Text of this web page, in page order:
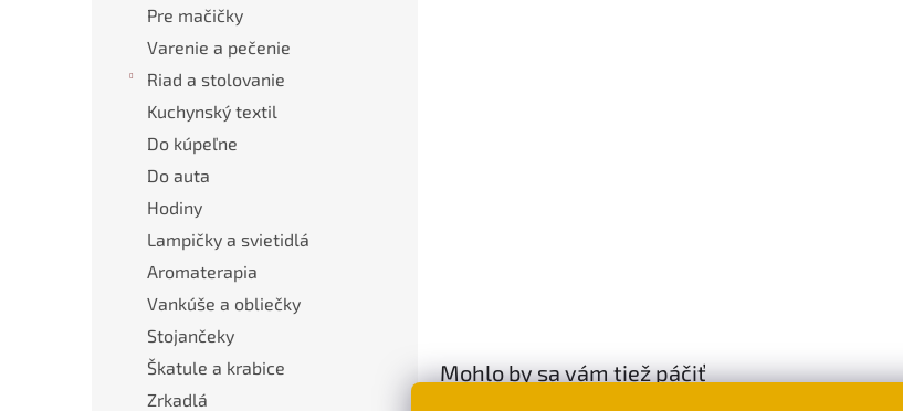
Pre mačičky
Varenie a pečenie
Riad a stolovanie
Kuchynský textil
Do kúpeľne
Do auta
Hodiny
Lampičky a svietidlá
Aromaterapia
Vankúše a obliečky
Stojančeky
Škatule a krabice
Zrkadlá
Mohlo by sa vám tiež páčiť